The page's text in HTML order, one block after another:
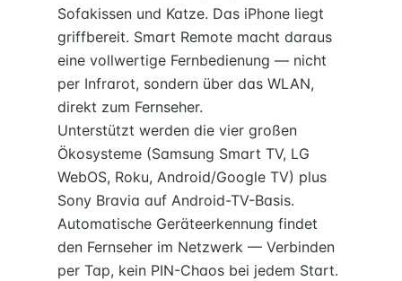
Sofakissen und Katze. Das iPhone liegt
griffbereit. Smart Remote macht daraus
eine vollwertige Fernbedienung — nicht
per Infrarot, sondern über das WLAN,
direkt zum Fernseher.
Unterstützt werden die vier großen
Ökosysteme (Samsung Smart TV, LG
WebOS, Roku, Android/Google TV) plus
Sony Bravia auf Android-TV-Basis.
Automatische Geräteerkennung findet
den Fernseher im Netzwerk — Verbinden
per Tap, kein PIN-Chaos bei jedem Start.